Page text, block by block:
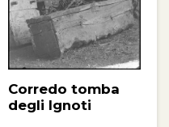
Corredo tomba
degli Ignoti